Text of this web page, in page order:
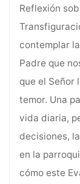
Reflexión
contemplar
Padre que
que el Señor
temor. Una
vida diaria,
decisiones,
en la
cómo este